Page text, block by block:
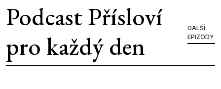
Podcast Přísloví
pro každý den
DALŠÍ
EPIZODY